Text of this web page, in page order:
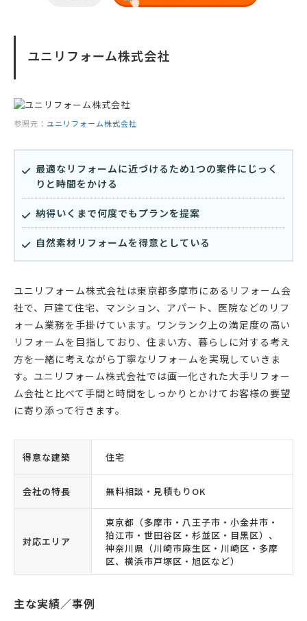
ユニリフォーム株式会社
参照元： ユニリフォーム株式会社
最適なリフォームに近づけるため1つの案件にじっく
りと時間をかける
納得いくまで何度でもプランを提案
自然素材リフォームを得意としている
ユニリフォーム株式会社は東京都多摩市にあるリフォーム会
社で、戸建て住宅、マンション、アパート、医院などのリフ
ォーム業務を手掛けています。ワンランク上の満足度の高い
リフォームを目指しており、住まい方、暮らしに対する考え
方を一緒に考えながら丁寧なリフォームを実現していきま
す。ユニリフォーム株式会社では画一化された大手リフォー
ム会社と比べて手間と時間をしっかりとかけてお客様の要望
に寄り添って行きます。
得意な建築 住宅
会社の特長 無料相談・見積もりOK
対応エリア
東京都（多摩市・八王子市・小金井市・
狛江市・世田谷区・杉並区・目黒区）、
神奈川県（川崎市麻生区・川崎区・多摩
区、横浜市戸塚区・旭区など）
主な実績／事例